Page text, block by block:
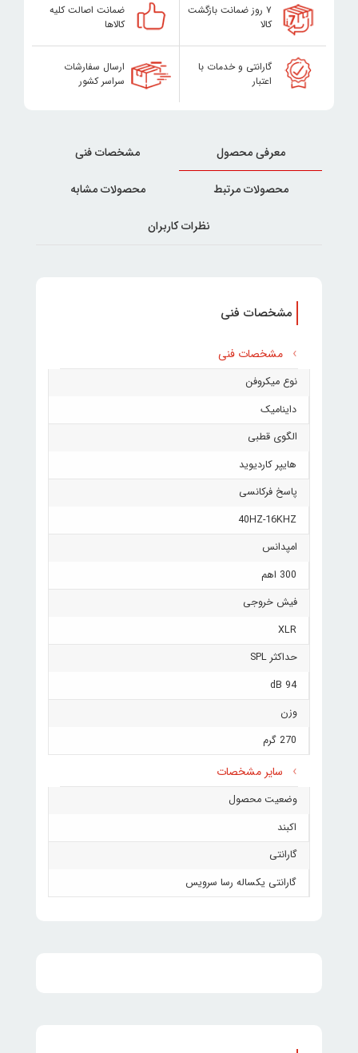
۷ روز ضمانت بازگشت
کالا
ضمانت اصالت کلیه
کالاها
گارانتی و خدمات با
اعتبار
ارسال سفارشات
سراسر کشور
معرفی محصول مشخصات فنی
محصولات مرتبط محصولات مشابه
نظرات کاربران
مشخصات فنی
مشخصات فنی
نوع میکروفن
داینامیک
الگوی قطبی
هایپر کاردیوید
پاسخ فرکانسی
40HZ-16KHZ
امپدانس
300 اهم
فیش خروجی
XLR
حداکثر SPL
94 dB
وزن
270 گرم
سایر مشخصات
وضعیت محصول
اکبند
گارانتی
گارانتی یکساله رسا سرویس